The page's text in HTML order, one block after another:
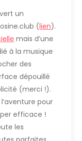
un
(lien).
mais d’une
à la musique
des
dépouillé
(merci !).
pour
efficace !
les